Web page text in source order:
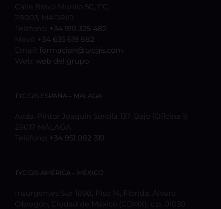
Calle Bravo Murillo 50, 1ºC,
28003, MADRID
Teléfono: +34 910 325 482
Móvil: +34 635 619 882
Email: formacion@tycgis.com
Web: web del grupo
TYC GIS ESPAÑA – MÁLAGA
Avda. Pintor Joaquín Sorolla 137, Bajo (Oficina 1)
29017 MÁLAGA
Teléfono: +34 951 082 319
TYC GIS AMÉRICA – MÉXICO
Insurgentes Sur 1898, Piso 14, Florida, Álvaro
Obregón, Ciudad de México (CDMX), c.p. 01030